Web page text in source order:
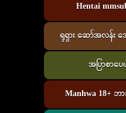
Hentai
ရုရှား ဆော်အလန်း အ
အပြာစာပ
Manhwa 18+ ဘ